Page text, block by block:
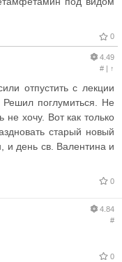
0
4.49
#| ↑
отпустить с лекции
поглумиться. Не
не хочу. Вот как только
старый новый
и день св. Валентина и
0
4.84
#
0